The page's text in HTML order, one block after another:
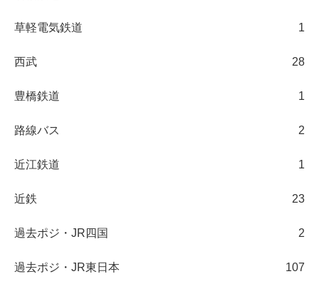
草軽電気鉄道 1
西武 28
豊橋鉄道 1
路線バス 2
近江鉄道 1
近鉄 23
過去ポジ・JR四国 2
過去ポジ・JR東日本 107